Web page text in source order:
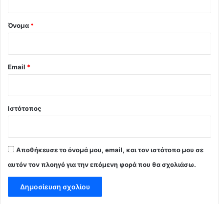
Όνομα *
Email *
Ιστότοπος
Αποθήκευσε το όνομά μου, email, και τον ιστότοπο μου σε
αυτόν τον πλοηγό για την επόμενη φορά που θα σχολιάσω.